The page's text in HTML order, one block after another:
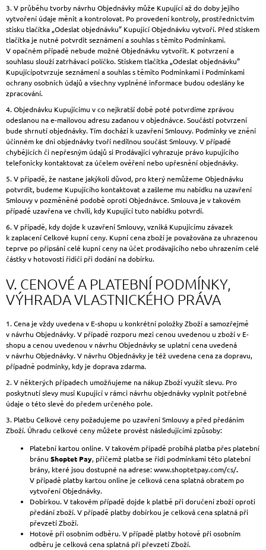
3. V průběhu tvorby návrhu Objednávky může Kupující až do doby jejího
vytvoření údaje měnit a kontrolovat. Po provedení kontroly, prostřednictvím
stisku tlačítka „Odeslat objednávku“ Kupující Objednávku vytvoří. Před stiskem
tlačítka je nutné potvrdit seznámení a souhlas s těmito Podmínkami.
V opačném případě nebude možné Objednávku vytvořit. K potvrzení a
souhlasu slouží zatrhávací políčko. Stiskem tlačítka „Odeslat objednávku“
Kupujícípotvrzuje seznámení a souhlas s těmito Podmínkami i Podmínkami
ochrany osobních údajů a všechny vyplněné informace budou odeslány ke
zpracování.
4. Objednávku Kupujícímu v co nejkratší době poté potvrdíme zprávou
odeslanou na e-mailovou adresu zadanou v objednávce. Součástí potvrzení
bude shrnutí objednávky. Tím dochází k uzavření Smlouvy. Podmínky ve znění
účinném ke dni objednávky tvoří nedílnou součást Smlouvy. V případě
chybějících či nepřesným údajů si Prodávající vyhrazuje právo kupujícího
telefonicky kontaktovat za účelem ověření nebo upřesnění objednávky.
5. V případě, že nastane jakýkoli důvod, pro který nemůžeme Objednávku
potvrdit, budeme Kupujícího kontaktovat a zašleme mu nabídku na uzavření
Smlouvy v pozměněné podobě oproti Objednávce. Smlouva je v takovém
případě uzavřena ve chvíli, kdy Kupující tuto nabídku potvrdí.
6. V případě, kdy dojde k uzavření Smlouvy, vzniká Kupujícímu závazek
k zaplacení Celkové kupní ceny. Kupní cena zboží je považována za uhrazenou
teprve po připsání celé kupní ceny na účet prodávajícího nebo uhrazením celé
částky v hotovosti řidiči při dodání na dobírku.
V. CENOVÉ A PLATEBNÍ PODMÍNKY,
VÝHRADA VLASTNICKÉHO PRÁVA
1. Cena je vždy uvedena v E-shopu u konkrétní položky Zboží a samozřejmě
v návrhu Objednávky. V případě rozporu mezi cenou uvedenou u zboží v E-
shopu a cenou uvedenou v návrhu Objednávky se uplatní cena uvedená
v návrhu Objednávky. V návrhu Objednávky je též uvedena cena za dopravu,
případně podmínky, kdy je doprava zdarma.
2. V některých případech umožňujeme na nákup Zboží využít slevu. Pro
poskytnutí slevy musí Kupující v rámci návrhu objednávky vyplnit potřebné
údaje o této slevě do předem určeného pole.
3. Platbu Celkové ceny požadujeme po uzavření Smlouvy a před předáním
Zboží. Úhradu celkové ceny můžete provést následujícími způsoby:
Platební kartou online. V takovém případě probíhá platba přes platební
bránu Shoptet Pay, přičemž platba se řídí podmínkami této platební
brány, které jsou dostupné na adrese: www.shoptetpay.com/cs/.
V případě platby kartou online je celková cena splatná obratem po
vytvoření Objednávky.
Dobírkou. V takovém případě dojde k platbě při doručení zboží oproti
předání zboží. V případě platby dobírkou je celková cena splatná při
převzetí Zboží.
Hotově při osobním odběru. V případě platby hotově při osobním
odběru je celková cena splatná při převzetí Zboží.